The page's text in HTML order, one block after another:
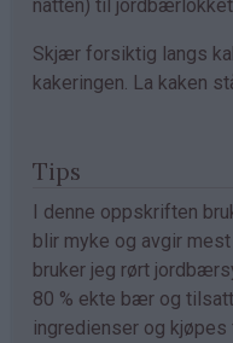
natten) til
Skjær forsiktig langs
kakeringen. La kaken
Tips
I denne oppskriften
blir myke og avgir
bruker jeg rørt
80 % ekte bær og
ingredienser og